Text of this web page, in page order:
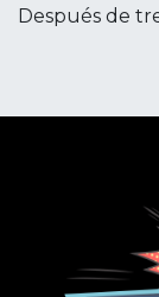
Después de